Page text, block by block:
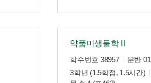
약품미생물학Ⅱ
학수번호 38957
분반 01
3학년 (1.5학점, 1.5시간)